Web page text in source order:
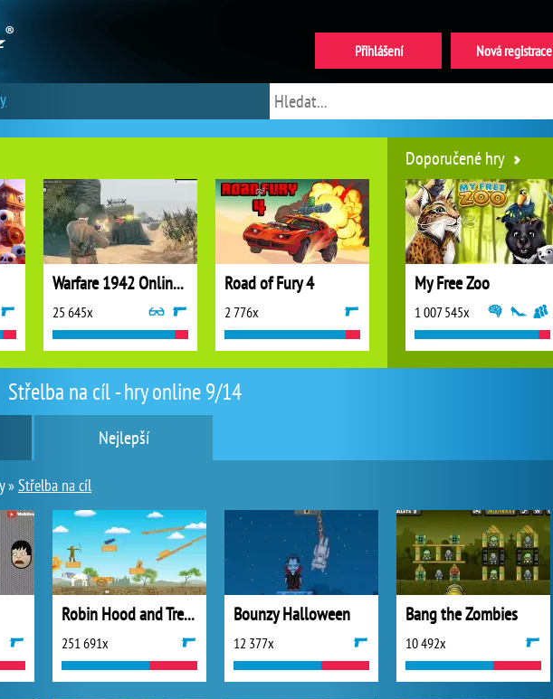
Střelba na cíl - hry online 9/14
Nejlepší
»Střelba na cíl
Robin Hood and Treasures
251 691x
Bounzy Halloween
12 377x
Bang the Zombies
10 492x
Warfare 1942 Online Shooter
25 645x
Road of Fury 4
2 776x
Doporučené hry
My Free Zoo
1 007 545x
World of Tanks
Nová registrace
Přihlášení